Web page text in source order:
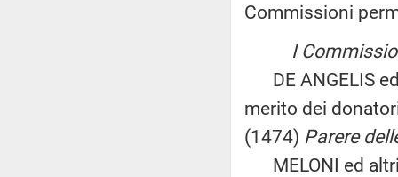
Commissioni
I
DE ANGELIS
merito dei
(1474) Parere
MELONI ed